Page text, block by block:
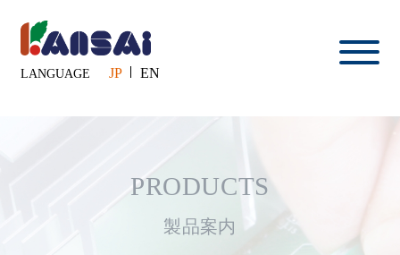
LANGUAGE JP EN
PRODUCTS
製品案内